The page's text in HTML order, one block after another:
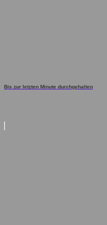
Bis zur letzten Minute durchgehalten